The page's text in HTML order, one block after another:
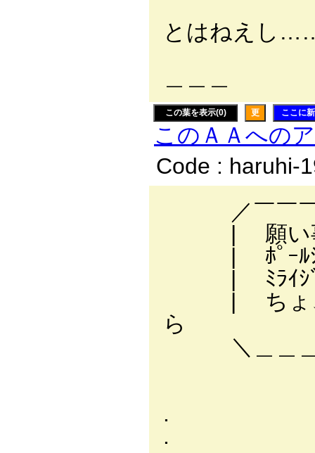
とはねえし
この葉を表示(0) 更 ここに
このＡＡへの
Code : haruhi-
／￣￣￣￣
| 願い事、
| ﾎﾟｰﾙｼﾌﾄ ｸ
| ﾐﾗｲｼﾞﾝ ｲｾ
| ちょ、あ
＼＿＿＿＿
. /r
. ﾊ芥.l